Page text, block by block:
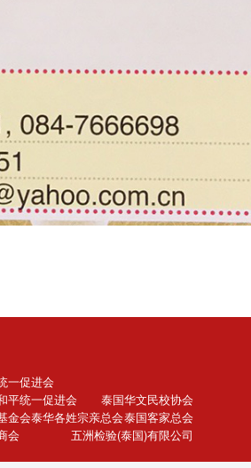
一促进会
平统一促进会
泰国华文民校协会
金会泰华各姓宗亲总会泰国客家总会
会
五洲检验(泰国)有限公司